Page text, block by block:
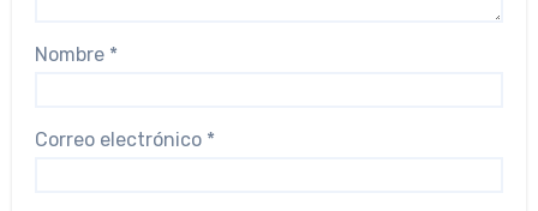
Nombre *
Correo electrónico *